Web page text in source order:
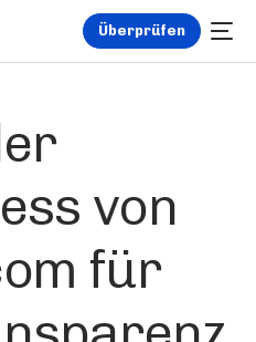
Überprüfen
von
für